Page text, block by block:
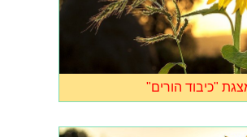
"כיבוד הורים"